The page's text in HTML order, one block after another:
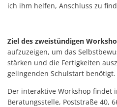
ich ihm helfen, Anschluss zu
Ziel des zweistündigen
aufzuzeigen, um das
stärken und die Fertigkeiten
gelingenden Schulstart benötigt.
Der interaktive Workshop findet
Beratungsstelle, Poststraße 40,